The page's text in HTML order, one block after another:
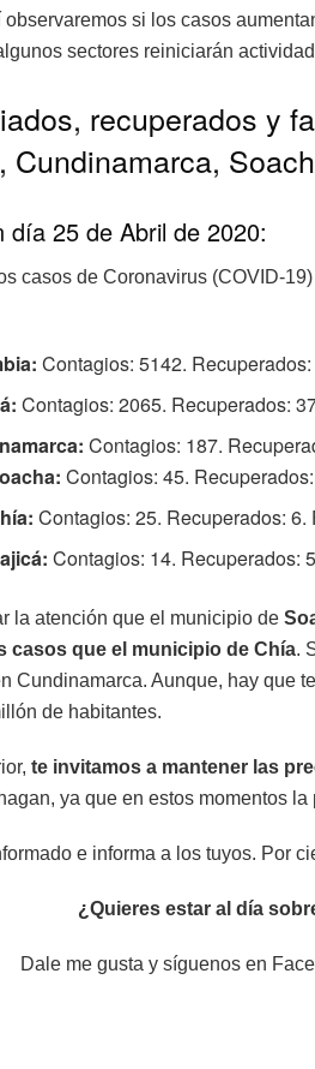
observaremos si los casos
sectores reiniciarán
recuperados y
Cundinamarca,
día 25 de Abril de 2020:
casos de Coronavirus (COVID-
Contagios: 5142.
Contagios: 2065. Recuperados:
Contagios: 187.
Contagios: 45.
Contagios: 25. Recuperados: 6.
Contagios: 14. Recuperados:
la atención que el municipio de
casos que el municipio de Chía.
Cundinamarca. Aunque, hay que
de habitantes.
te invitamos a mantener las
ya que en estos momentos la
e informa a los tuyos. Por
¿Quieres estar al día
Dale me gusta y síguenos en